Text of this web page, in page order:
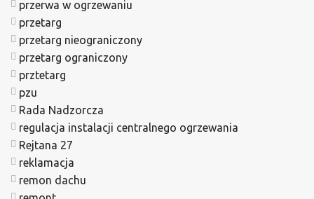
przerwa w ogrzewaniu
przetarg
przetarg nieograniczony
przetarg ograniczony
prztetarg
pzu
Rada Nadzorcza
regulacja instalacji centralnego ogrzewania
Rejtana 27
reklamacja
remon dachu